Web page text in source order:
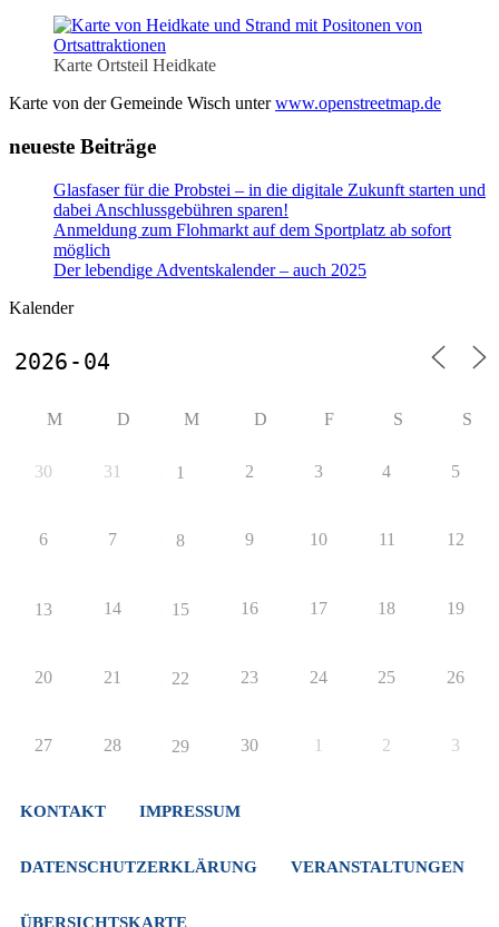
Karte Ortsteil Heidkate
Karte von der Gemeinde Wisch unterwww.openstreetmap.de
neueste Beiträge
Glasfaser für die Probstei – in die digitale Zukunft starten und
dabei Anschlussgebühren sparen!
Anmeldung zum Flohmarkt auf dem Sportplatz ab sofort
möglich
Der lebendige Adventskalender – auch 2025
Kalender
M D M D F S S
30 31 1 2 3 4 5
6 7 8 9 10 11 12
13 14 15 16 17 18 19
20 21 22 23 24 25 26
27 28 29 30 1 2 3
KONTAKT IMPRESSUM
DATENSCHUTZERKLÄRUNG VERANSTALTUNGEN
ÜBERSICHTSKARTE